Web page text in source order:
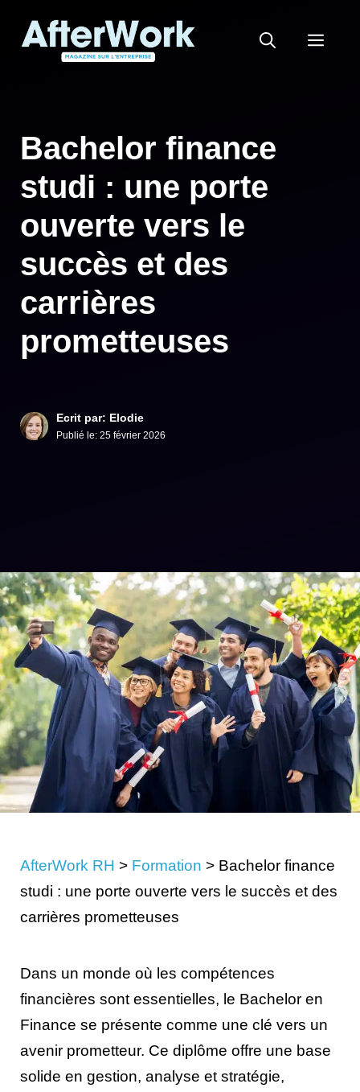
Bachelor finance
studi : une porte
ouverte vers le
succès et des
carrières
prometteuses
Ecrit par: Elodie
Publié le: 25 février 2026
AfterWork RH > Formation > Bachelor finance
studi : une porte ouverte vers le succès et des
carrières prometteuses
Dans un monde où les compétences
financières sont essentielles, le Bachelor en
Finance se présente comme une clé vers un
avenir prometteur. Ce diplôme offre une base
solide en gestion, analyse et stratégie,